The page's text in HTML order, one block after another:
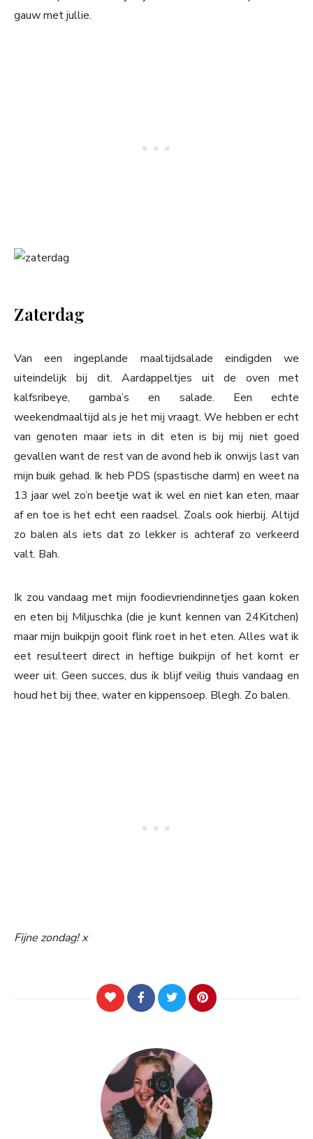
gauw met jullie.
Zaterdag
Van een ingeplande maaltijdsalade eindigden we
uiteindelijk bij dit. Aardappeltjes uit de oven met
kalfsribeye, gamba’s en salade. Een echte
weekendmaaltijd als je het mij vraagt. We hebben er echt
van genoten maar iets in dit eten is bij mij niet goed
gevallen want de rest van de avond heb ik onwijs last van
mijn buik gehad. Ik heb PDS (spastische darm) en weet na
13 jaar wel zo’n beetje wat ik wel en niet kan eten, maar
af en toe is het echt een raadsel. Zoals ook hierbij. Altijd
zo balen als iets dat zo lekker is achteraf zo verkeerd
valt. Bah.
Ik zou vandaag met mijn foodievriendinnetjes gaan koken
en eten bij Miljuschka (die je kunt kennen van 24Kitchen)
maar mijn buikpijn gooit flink roet in het eten. Alles wat ik
eet resulteert direct in heftige buikpijn of het komt er
weer uit. Geen succes, dus ik blijf veilig thuis vandaag en
houd het bij thee, water en kippensoep. Blegh. Zo balen.
Fijne zondag! x